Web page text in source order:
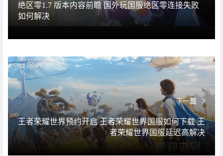
绝区零1.7 版本内容前瞻 国外玩国服绝区零连接失败
如何解决
下一篇
王者荣耀世界预约开启 王者荣耀世界国服如何下载 王
者荣耀世界国服延迟高解决